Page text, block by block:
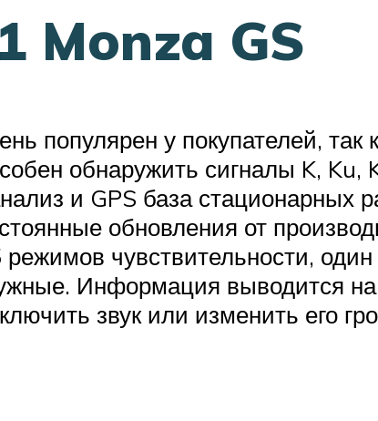
Monza GS
популярен у покупателей,
обнаружить сигналы K, Ku,
и GPS база стационарных
обновления от
чувствительности, один
Информация выводится
звук или изменить его